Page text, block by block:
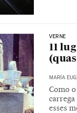
VERNE
11
MARÍA
Como
esses